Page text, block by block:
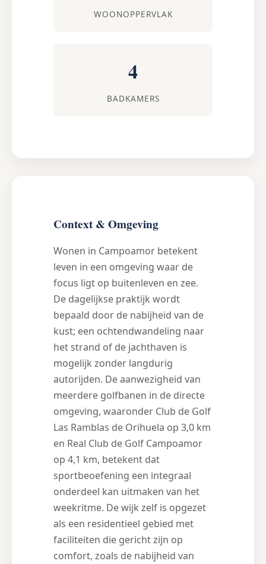
WOONOPPERVLAK
4
BADKAMERS
Context & Omgeving
Wonen in Campoamor betekent
leven in een omgeving waar de
focus ligt op buitenleven en zee.
De dagelijkse praktijk wordt
bepaald door de nabijheid van de
kust; een ochtendwandeling naar
het strand of de jachthaven is
mogelijk zonder langdurig
autorijden. De aanwezigheid van
meerdere golfbanen in de directe
omgeving, waaronder Club de Golf
Las Ramblas de Orihuela op 3,0 km
en Real Club de Golf Campoamor
op 4,1 km, betekent dat
sportbeoefening een integraal
onderdeel kan uitmaken van het
weekritme. De wijk zelf is opgezet
als een residentieel gebied met
faciliteiten die gericht zijn op
comfort, zoals de nabijheid van